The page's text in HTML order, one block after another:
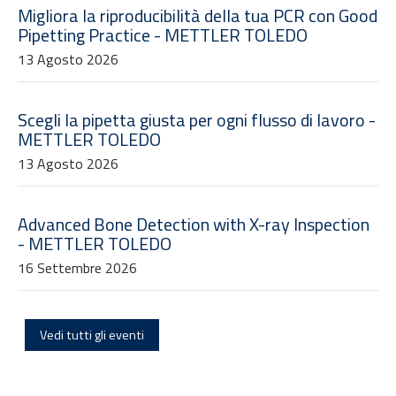
Migliora la riproducibilità della tua PCR con Good
Pipetting Practice - METTLER TOLEDO
13 Agosto 2026
Scegli la pipetta giusta per ogni flusso di lavoro -
METTLER TOLEDO
13 Agosto 2026
Advanced Bone Detection with X-ray Inspection
- METTLER TOLEDO
16 Settembre 2026
Vedi tutti gli eventi